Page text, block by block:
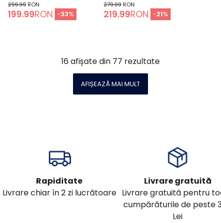
299.99 RON
199.99RON -33%
279.99RON
219.99RON -21%
16 afișate din 77 rezultate
AFIȘEAZĂ MAI MULT
Rapiditate
Livrare chiar în 2 zi lucrătoare
Livrare gratuită
Livrare gratuită pentru
cumpărăturile de peste
Lei